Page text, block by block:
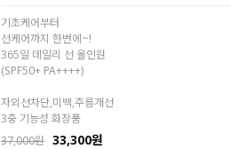
기초케어부터
선케어까지 한번에~!
365일 데일리 선 올인원
(SPF50+ PA++++)
자외선차단,미백,주름개선
3중 기능성 화장품
37,000원 33,300원